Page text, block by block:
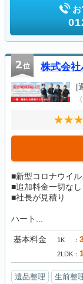
2位 株式会
[
■新型コロナウイ
■追加料金一切なし
■社長が見積り
ハート...
基本料金 1K
2LDK
遺品整理 生前整